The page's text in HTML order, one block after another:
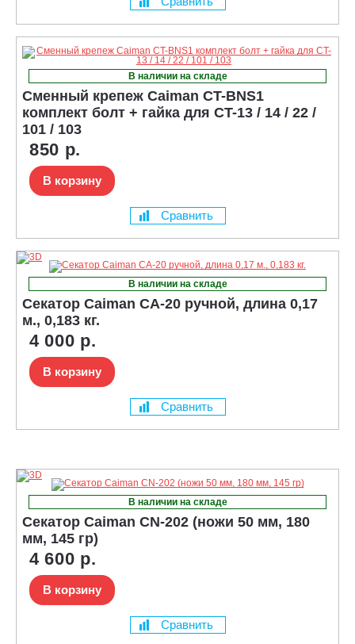
В наличии на складе
Сменный крепеж Caiman CT-BNS1
комплект болт + гайка для CT-13 / 14 / 22 /
101 / 103
850 р.
В корзину
Сравнить
В наличии на складе
Секатор Caiman CA-20 ручной, длина 0,17
м., 0,183 кг.
4 000 р.
В корзину
Сравнить
В наличии на складе
Секатор Caiman CN-202 (ножи 50 мм, 180
мм, 145 гр)
4 600 р.
В корзину
Сравнить